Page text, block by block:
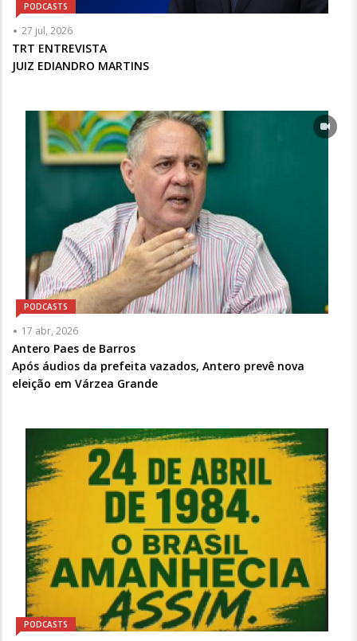
PODCASTS
27 jul, 2026
Articulista
ou
Chamada
TRT ENTREVISTA
JUIZ EDIANDRO MARTINS
PODCASTS
17 abr, 2026
Articulista
ou
Chamada
-
Antero Paes de Barros
Após áudios da prefeita vazados, Antero prevê nova
eleição em Várzea Grande
PODCASTS